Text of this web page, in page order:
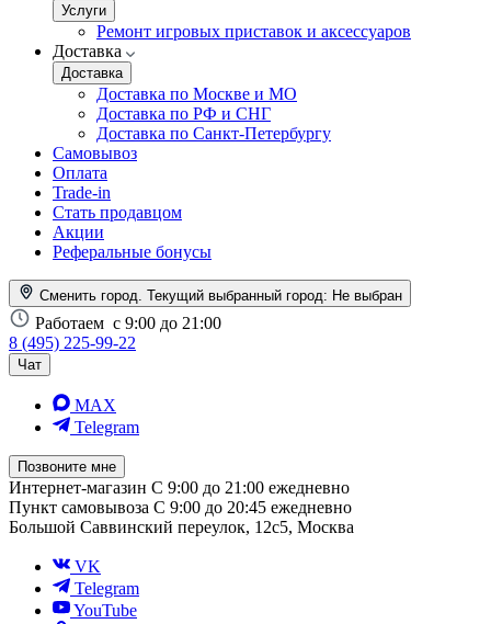
Услуги
Ремонт игровых приставок и аксессуаров
Доставка
Доставка
Доставка по Москве и МО
Доставка по РФ и СНГ
Доставка по Санкт-Петербургу
Самовывоз
Оплата
Trade-in
Стать продавцом
Акции
Реферальные бонусы
Сменить город. Текущий выбранный город: Не выбран
Работаем с 9:00 до 21:00
8 (495) 225-99-22
Чат
MAX
Telegram
Позвоните мне
Интернет-магазин С 9:00 до 21:00 ежедневно
Пункт самовывоза С 9:00 до 20:45 ежедневно
Большой Саввинский переулок, 12с5, Москва
VK
Telegram
YouTube